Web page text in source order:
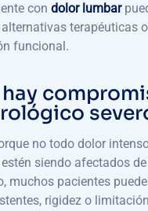
con dolor lumbar
terapéuticas
funcional.
hay
no todo dolor
siendo afectados
muchos pacientes
rigidez o